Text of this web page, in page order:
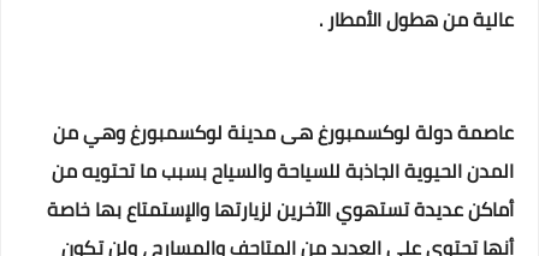
عالية من هطول الأمطار .
عاصمة دولة لوكسمبورغ هى مدينة لوكسمبورغ وهي من
المدن الحيوية الجاذبة للسياحة والسياح بسبب ما تحتويه من
أماكن عديدة تستهوي الآخرين لزيارتها والإستمتاع بها خاصة
أنها تحتوي على العديد من المتاحف والمسارح ، ولن تكون